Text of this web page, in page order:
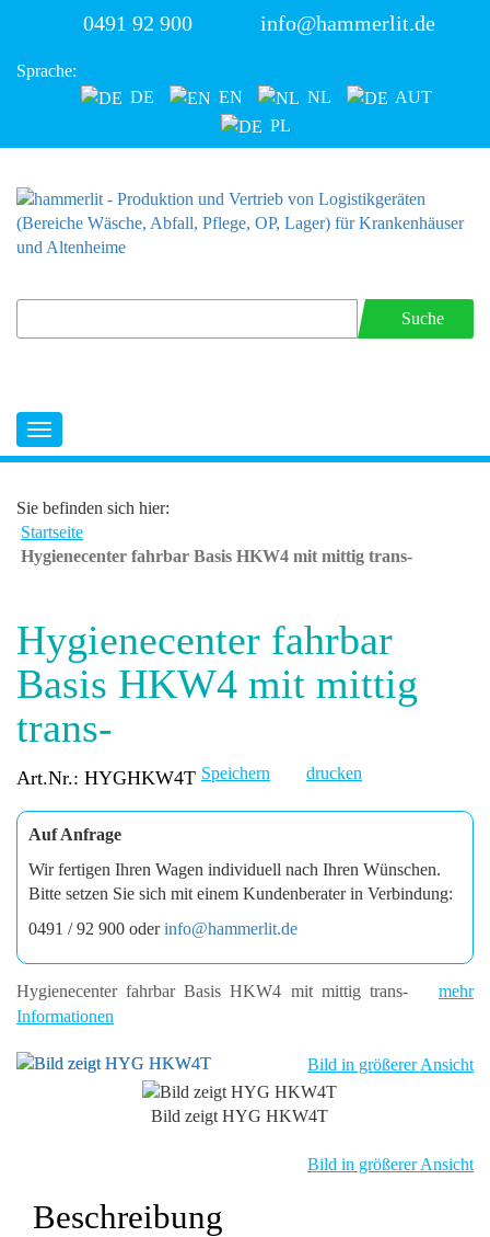
0491 92 900 info@hammerlit.de
Sprache:
DE
EN NL
AUT
PL
Suche
Sie befinden sich hier:
Startseite
Hygienecenter fahrbar Basis HKW4 mit mittig trans-
Hygienecenter fahrbar
Basis HKW4 mit mittig
trans-
Art.Nr.: HYGHKW4T Speichern drucken
Auf Anfrage
Wir fertigen Ihren Wagen individuell nach Ihren Wünschen.
Bitte setzen Sie sich mit einem Kundenberater in Verbindung:
0491 / 92 900 oderinfo@hammerlit.de
Hygienecenter fahrbar Basis HKW4 mit mittig trans-
mehr
Informationen
Bild in größerer Ansicht
Bild zeigt HYG HKW4T
Bild in größerer Ansicht
Beschreibung